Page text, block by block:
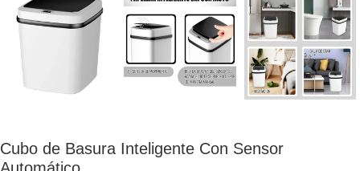
Cubo de Basura Inteligente Con Sensor